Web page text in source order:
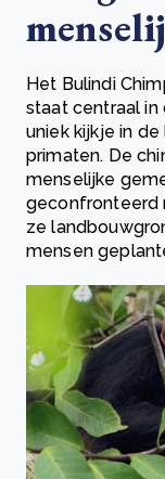
Het Bulindi
staat centraal
uniek kijkje in
primaten. De
menselijke
geconfronteerd
ze
mensen